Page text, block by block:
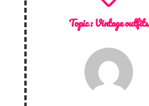
Topic :Vintage outfits